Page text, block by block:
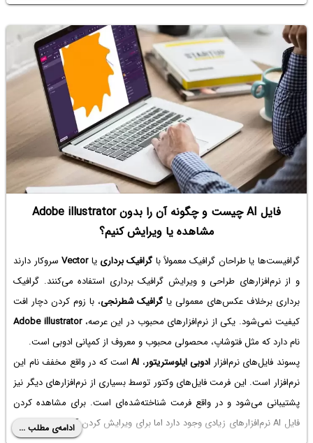
فایل AI چیست و چگونه آن را بدون Adobe illustrator
مشاهده یا ویرایش کنیم؟
گرافیست‌ها یا طراحان گرافیک معمولاً باگرافیک برداری یاVectorسروکار دارند
و از نرم‌افزارهای طراحی و ویرایش گرافیک برداری استفاده می‌کنند. گرافیک
برداری برخلاف عکس‌های معمولی یاگرافیک شطرنجی، با زوم کردن دچار افت
کیفیت نمی‌شود. یکی از نرم‌افزارهای محبوب در این عرصه،Adobe illustrator
نام دارد که مثل فتوشاپ، محصولی محبوب و معروف از کمپانی ادوبی است.
پسوند فایل‌های نرم‌افزار ادوبی ایلوستریتور، AIاست که در واقع مخفف نام این
نرم‌افزار است. این فرمت فایل‌های وکتور توسط بسیاری از نرم‌افزارهای دیگر نیز
پشتیبانی می‌شود و در واقع فرمت شناخته‌شده‌ای است. برای مشاهده کردن
فایل AI نرم‌افزارهای زیادی وجود دارد اما برای ویرایش کردن آن، راهکاری عالی
ادامه‌ی مطلب ...